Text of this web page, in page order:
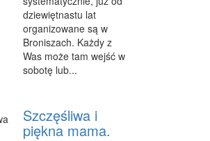
PRZEMYSŁ METALOWY
PRZEWÓZ
TRANSPORT
WYNAJEM
dziewiętnastu lat
organizowane są w
Broniszach. Każdy z
Was może tam wejść w
sobotę lub...
Szczęśliwa i
piękna mama.